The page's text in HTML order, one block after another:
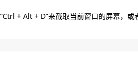
+ Alt + D”来截取当前窗口的屏幕，或